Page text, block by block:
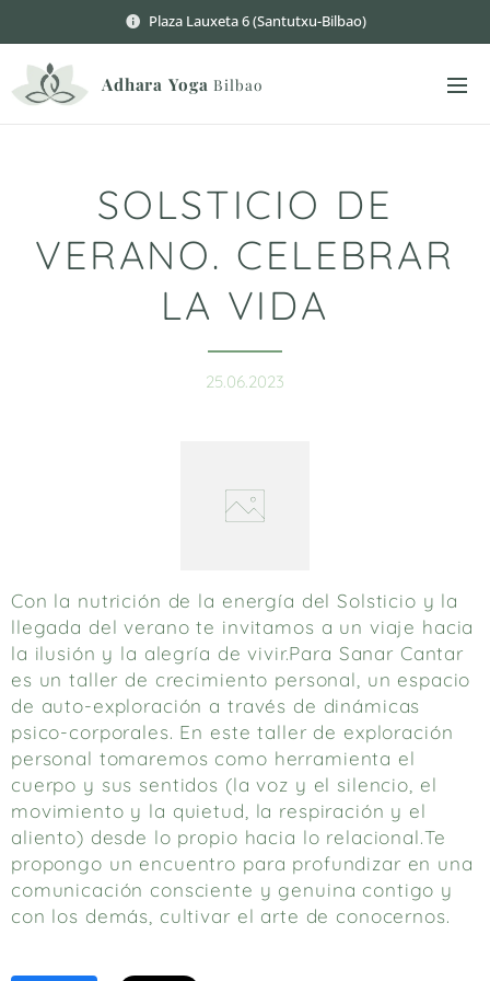
Plaza Lauxeta 6 (Santutxu-Bilbao)
Adhara Yoga Bilbao
SOLSTICIO DE
VERANO. CELEBRAR
LA VIDA
25.06.2023
Con la nutrición de la energía del Solsticio y la
llegada del verano te invitamos a un viaje hacia
la ilusión y la alegría de vivir.Para Sanar Cantar
es un taller de crecimiento personal, un espacio
de auto-exploración a través de dinámicas
psico-corporales. En este taller de exploración
personal tomaremos como herramienta el
cuerpo y sus sentidos (la voz y el silencio, el
movimiento y la quietud, la respiración y el
aliento) desde lo propio hacia lo relacional.Te
propongo un encuentro para profundizar en una
comunicación consciente y genuina contigo y
con los demás, cultivar el arte de conocernos.